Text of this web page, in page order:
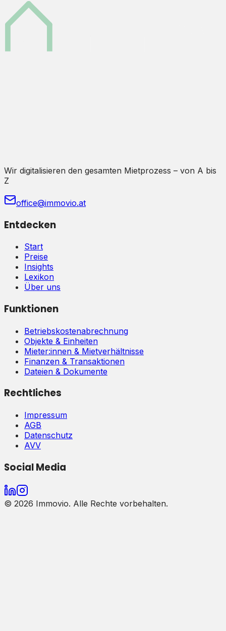
Wir digitalisieren den gesamten Mietprozess – von A bis
Z
office@immovio.at
Entdecken
Start
Preise
Insights
Lexikon
Über uns
Funktionen
Betriebskostenabrechnung
Objekte & Einheiten
Mieter:innen & Mietverhältnisse
Finanzen & Transaktionen
Dateien & Dokumente
Rechtliches
Impressum
AGB
Datenschutz
AVV
Social Media
© 2026 Immovio. Alle Rechte vorbehalten.